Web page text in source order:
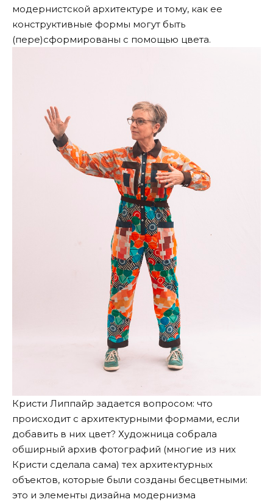
модернистской архитектуре и тому, как ее
конструктивные формы могут быть
(пере)сформированы с помощью цвета.
Кристи Липпайр задается вопросом: что
происходит с архитектурными формами, если
добавить в них цвет? Художница собрала
обширный архив фотографий (многие из них
Кристи сделала сама) тех архитектурных
объектов, которые были созданы бесцветными:
это и элементы дизайна модернизма